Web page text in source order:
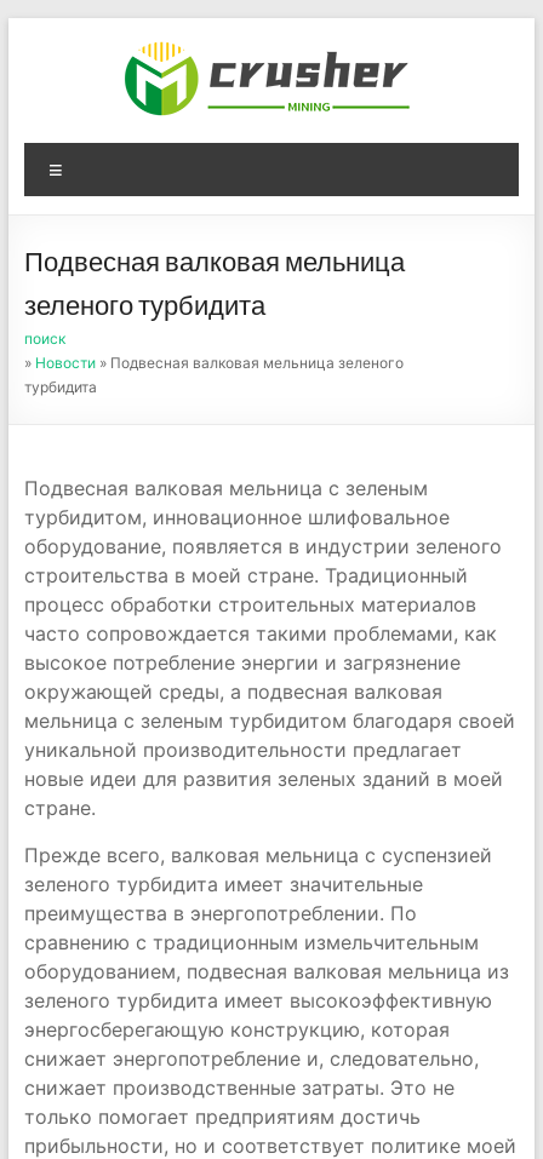
Оборудование для
дробления угля,
измельчения печного
порошка
Подвесная валковая мельница
зеленого турбидита
поиск
» Новости» Подвесная валковая мельница зеленого
турбидита
Подвесная валковая мельница с зеленым
турбидитом, инновационное шлифовальное
оборудование, появляется в индустрии зеленого
строительства в моей стране. Традиционный
процесс обработки строительных материалов
часто сопровождается такими проблемами, как
высокое потребление энергии и загрязнение
окружающей среды, а подвесная валковая
мельница с зеленым турбидитом благодаря своей
уникальной производительности предлагает
новые идеи для развития зеленых зданий в моей
стране.
Прежде всего, валковая мельница с суспензией
зеленого турбидита имеет значительные
преимущества в энергопотреблении. По
сравнению с традиционным измельчительным
оборудованием, подвесная валковая мельница из
зеленого турбидита имеет высокоэффективную
энергосберегающую конструкцию, которая
снижает энергопотребление и, следовательно,
снижает производственные затраты. Это не
только помогает предприятиям достичь
прибыльности, но и соответствует политике моей